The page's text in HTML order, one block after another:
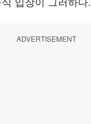
ADVERTISEMENT